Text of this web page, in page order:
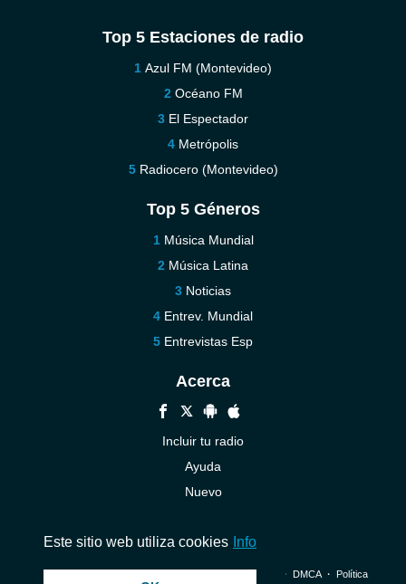
Top 5 Estaciones de radio
Azul FM (Montevideo)
Océano FM
El Espectador
Metrópolis
Radiocero (Montevideo)
Top 5 Géneros
Música Mundial
Música Latina
Noticias
Entrev. Mundial
Entrevistas Esp
Acerca
Incluir tu radio
Ayuda
Nuevo
© 2026 InstantAudio. Reservados todos los derechos. ・ DMCA・ Política
Este sitio web utiliza cookies Info